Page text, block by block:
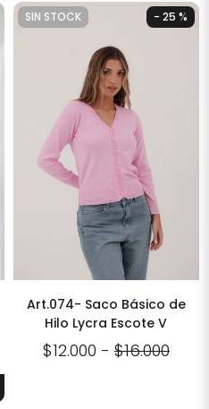
SIN STOCK - 25 %
Art.074- Saco Básico de
Hilo Lycra Escote V
$12.000 - $16.000